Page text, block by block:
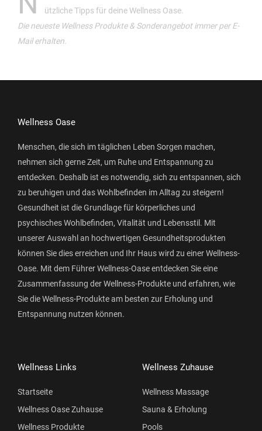
ützliche Tipps für deine Wellness Oase.
Die neueste Wellness Produkte & Sonderangebot immer per E-
Mail erhalten.
Wellness Oase
Menschen, die sich im täglichen Leben Sorgen machen,
nehmen sich gerne Zeit, um Ruhe und Entspannung zu
entdecken. Deshalb ist es notwendig, sich zu entspannen, sich
zu beruhigen und das Wohlbefinden im Alltag zu steigern!
Gesundheit ist die Grundlage für körperliches und
psychisches Wohlbefinden, Vitalität und Lebensstil. Mit
unserer Auswahl an hochwertigen Gesundheitsprodukten
können Sie dies erreichen und Ihr Haus wird zu einer Wellness-
Oase. Mit dem Führer Wellness-Oase entdecken Sie eine
Zusammenfassung der Wellness-Produkte und erfahren, wie
Sie die Wellness-Produkte am besten zur Erholung und
Entspannung nutzen können.
Wellness Links
Startseite
Wellness Oase Zuhause
Wellness Produkte
Wellness Zuhause
Wellness Massage
Sauna & Erholung
Pools